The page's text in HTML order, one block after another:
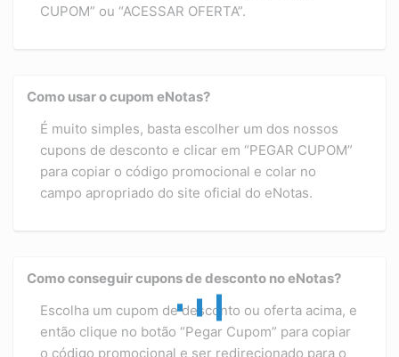
CUPOM” ou “ACESSAR OFERTA”.
Como usar o cupom eNotas?
É muito simples, basta escolher um dos nossos
cupons de desconto e clicar em “PEGAR CUPOM”
para copiar o código promocional e colar no
campo apropriado do site oficial do eNotas.
Como conseguir cupons de desconto no eNotas?
Escolha um cupom de desconto ou oferta acima, e
então clique no botão “Pegar Cupom” para copiar
o código promocional e ser redirecionado para o